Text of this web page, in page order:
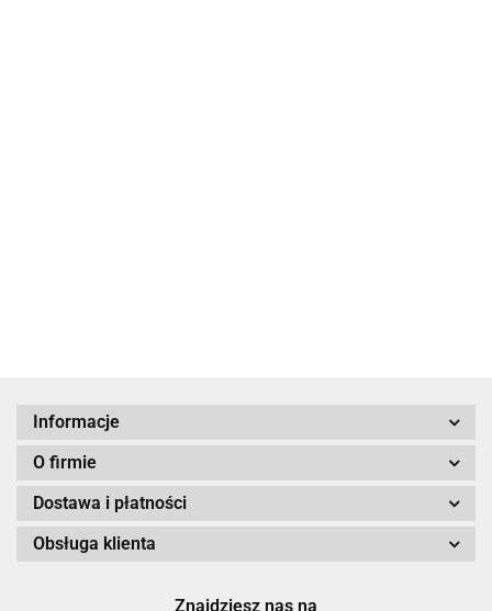
Informacje
O firmie
Dostawa i płatności
Obsługa klienta
Znajdziesz nas na